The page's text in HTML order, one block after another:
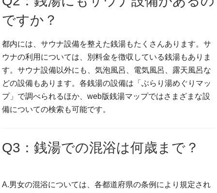
ですか？
都内には、サウナ設備を整えた銭湯もたくさんあります。サ
ウナの利用については、別料金を徴収している銭湯もありま
す。サウナ設備以外にも、気泡風呂、電気風呂、露天風呂な
どの設備もあります。各銭湯の設備は「ぶらり湯めぐりマッ
プ」で調べられるほか、web版銭湯マップではさまざまな設
備についての検索も可能です。
Q3：銭湯での混浴は何歳まで？
A.男女の混浴については、各都道府県の条例により規定され